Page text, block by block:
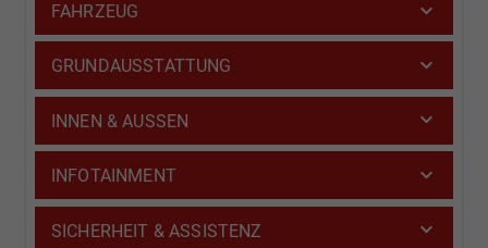
FAHRZEUG
GRUNDAUSSTATTUNG
INNEN & AUSSEN
INFOTAINMENT
SICHERHEIT & ASSISTENZ